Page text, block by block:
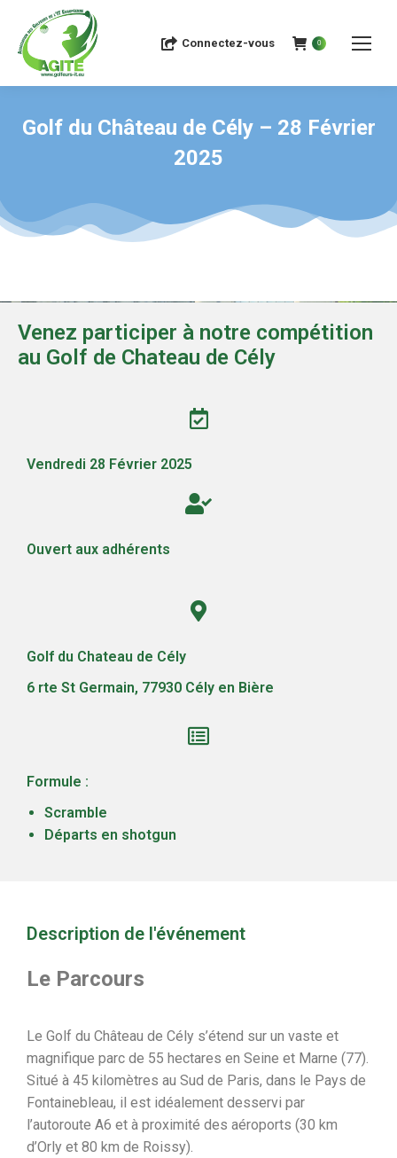
Connectez-vous 0
Golf du Château de Cély – 28 Février
2025
Venez participer à notre compétition
au Golf de Chateau de Cély
Vendredi 28 Février 2025
Ouvert aux adhérents
Golf du Chateau de Cély
6 rte St Germain, 77930 Cély en Bière
Formule :
Scramble
Départs en shotgun
Description de l'événement
Le Parcours
Le Golf du Château de Cély s’étend sur un vaste et
magnifique parc de 55 hectares en Seine et Marne (77).
Situé à 45 kilomètres au Sud de Paris, dans le Pays de
Fontainebleau, il est idéalement desservi par
l’autoroute A6 et à proximité des aéroports (30 km
d’Orly et 80 km de Roissy).